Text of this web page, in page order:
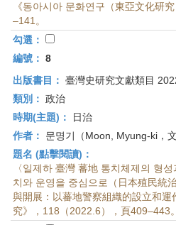
《동아시아 문화연구（東亞文化研
–141。
勾選：
編號： 8
出版書目： 臺灣史研究文獻類目
類別： 政治
時期(主題)：
日治
作者：
문명기（Moon, Myung-ki，文
題名 (點擊閱讀)：
〈일제하 臺灣 蕃地 통치체제의 형
치와 운영을 중심으로（日本殖民統
與開展：以蕃地警察組織的設立和
究》，118（2022.6），頁409–443。